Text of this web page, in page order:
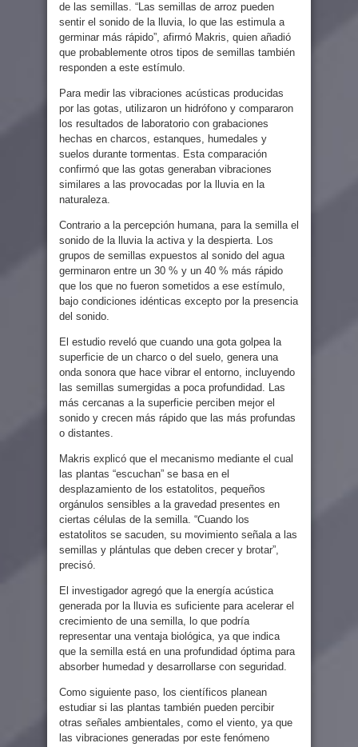
de las semillas. “Las semillas de arroz pueden
sentir el sonido de la lluvia, lo que las estimula a
germinar más rápido”, afirmó Makris, quien añadió
que probablemente otros tipos de semillas también
responden a este estímulo.
Para medir las vibraciones acústicas producidas
por las gotas, utilizaron un hidrófono y compararon
los resultados de laboratorio con grabaciones
hechas en charcos, estanques, humedales y
suelos durante tormentas. Esta comparación
confirmó que las gotas generaban vibraciones
similares a las provocadas por la lluvia en la
naturaleza.
Contrario a la percepción humana, para la semilla el
sonido de la lluvia la activa y la despierta. Los
grupos de semillas expuestos al sonido del agua
germinaron entre un 30 % y un 40 % más rápido
que los que no fueron sometidos a ese estímulo,
bajo condiciones idénticas excepto por la presencia
del sonido.
El estudio reveló que cuando una gota golpea la
superficie de un charco o del suelo, genera una
onda sonora que hace vibrar el entorno, incluyendo
las semillas sumergidas a poca profundidad. Las
más cercanas a la superficie perciben mejor el
sonido y crecen más rápido que las más profundas
o distantes.
Makris explicó que el mecanismo mediante el cual
las plantas “escuchan” se basa en el
desplazamiento de los estatolitos, pequeños
orgánulos sensibles a la gravedad presentes en
ciertas células de la semilla. “Cuando los
estatolitos se sacuden, su movimiento señala a las
semillas y plántulas que deben crecer y brotar”,
precisó.
El investigador agregó que la energía acústica
generada por la lluvia es suficiente para acelerar el
crecimiento de una semilla, lo que podría
representar una ventaja biológica, ya que indica
que la semilla está en una profundidad óptima para
absorber humedad y desarrollarse con seguridad.
Como siguiente paso, los científicos planean
estudiar si las plantas también pueden percibir
otras señales ambientales, como el viento, ya que
las vibraciones generadas por este fenómeno